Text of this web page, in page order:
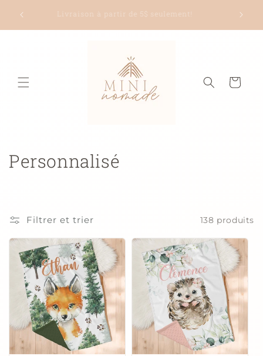
passer
Livraison à partir de 5$ seulement!
Panier
C
l
i
o
Personnalisé
Filtrer et trier 138 produits